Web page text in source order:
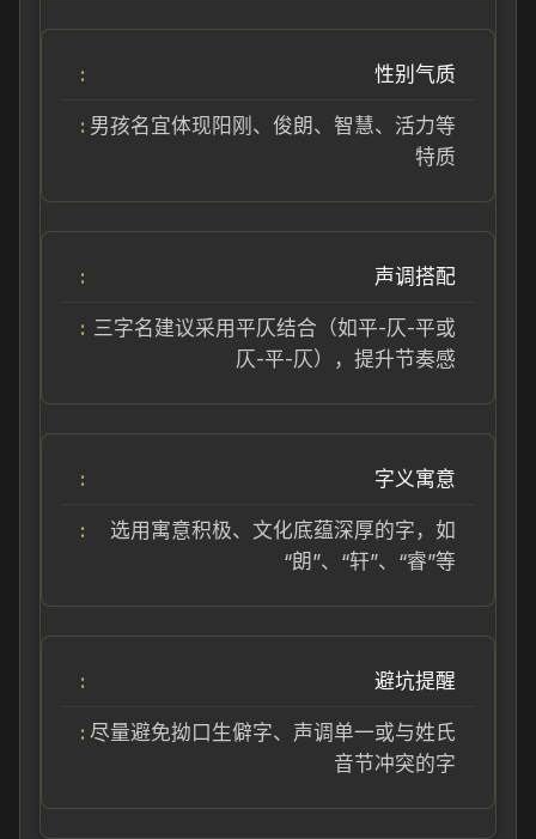
性别气质
男孩名宜体现阳刚、俊朗、智慧、活力等
特质
声调搭配
三字名建议采用平仄结合（如平-仄-平或
仄-平-仄），提升节奏感
字义寓意
选用寓意积极、文化底蕴深厚的字，如
“朗”、“轩”、“睿”等
避坑提醒
尽量避免拗口生僻字、声调单一或与姓氏
音节冲突的字